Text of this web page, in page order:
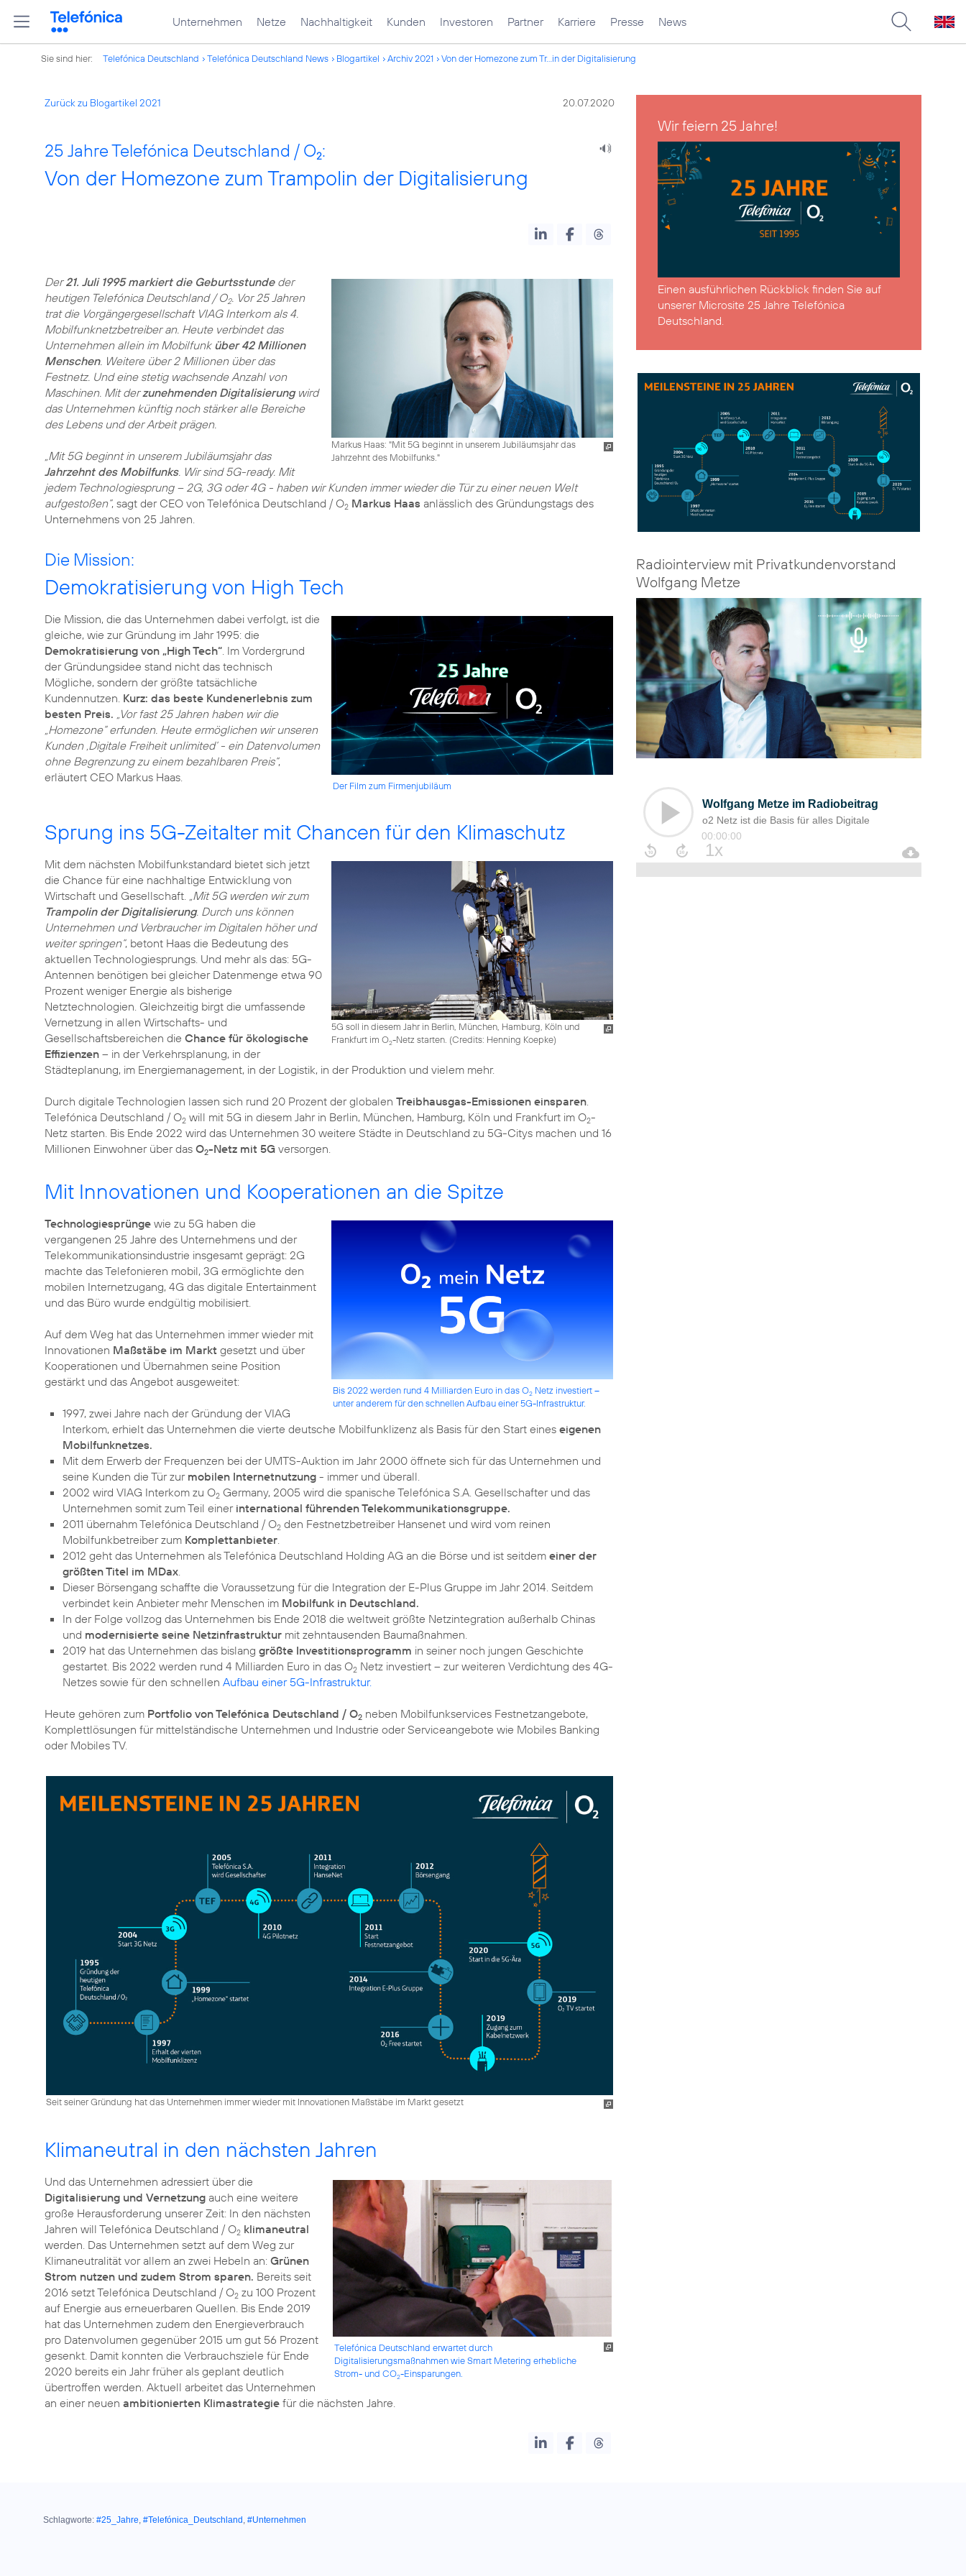
Unternehmen Netze Nachhaltigkeit Kunden Investoren Partner Karriere Presse News
Sie sind hier: Telefónica Deutschland Telefónica Deutschland News Blogartikel Archiv 2021 Von der Homezone zum Tr...in der Digitalisierung
Zurück zu Blogartikel 2021 20.07.2020
25 Jahre Telefónica Deutschland / O2:
Von der Homezone zum Trampolin der Digitalisierung
Markus Haas: "Mit 5G beginnt in unserem Jubiläumsjahr das
Jahrzehnt des Mobilfunks."
Der21. Juli 1995 markiert die Geburtsstundeder
heutigen Telefónica Deutschland / O2. Vor 25 Jahren
trat die Vorgängergesellschaft VIAG Interkom als 4.
Mobilfunknetzbetreiber an. Heute verbindet das
Unternehmen allein im Mobilfunk über 42 Millionen
Menschen. Weitere über 2 Millionen über das
Festnetz. Und eine stetig wachsende Anzahl von
Maschinen. Mit derzunehmenden Digitalisierungwird
das Unternehmen künftig noch stärker alle Bereiche
des Lebens und der Arbeit prägen.
„Mit 5G beginnt in unserem Jubiläumsjahr das
Jahrzehnt des Mobilfunks. Wir sind 5G-ready. Mit
jedem Technologiesprung – 2G, 3G oder 4G - haben wir Kunden immer wieder die Tür zu einer neuen Welt
aufgestoßen“, sagt der CEO von Telefónica Deutschland / O2 Markus Haas anlässlich des Gründungstags des
Unternehmens von 25 Jahren.
Die Mission:
Demokratisierung von High Tech
Der Film zum Firmenjubiläum
Die Mission, die das Unternehmen dabei verfolgt, ist die
gleiche, wie zur Gründung im Jahr 1995: die
Demokratisierung von „High Tech“. Im Vordergrund
der Gründungsidee stand nicht das technisch
Mögliche, sondern der größte tatsächliche
Kundennutzen. Kurz: das beste Kundenerlebnis zum
besten Preis. „Vor fast 25 Jahren haben wir die
„Homezone“ erfunden. Heute ermöglichen wir unseren
Kunden ‚Digitale Freiheit unlimited‘ - ein Datenvolumen
ohne Begrenzung zu einem bezahlbaren Preis“,
Sprung ins 5G-Zeitalter mit Chancen für den Klimaschutz
5G soll in diesem Jahr in Berlin, München, Hamburg, Köln und
Frankfurt im O2-Netz starten. (Credits: Henning Koepke)
Mit dem nächsten Mobilfunkstandard bietet sich jetzt
die Chance für eine nachhaltige Entwicklung von
Wirtschaft und Gesellschaft.
„Mit 5G werden wir zum
Trampolin der Digitalisierung. Durch uns können
Unternehmen und Verbraucher im Digitalen höher und
weiter springen“, betont Haas die Bedeutung des
aktuellen Technologiesprungs. Und mehr als das: 5G-
Antennen benötigen bei gleicher Datenmenge etwa 90
Prozent weniger Energie als bisherige
Netztechnologien. Gleichzeitig birgt die umfassende
Vernetzung in allen Wirtschafts- und
Gesellschaftsbereichen die Chance für ökologische
Effizienzen – in der Verkehrsplanung, in der
Städteplanung, im Energiemanagement, in der Logistik, in der Produktion und vielem mehr.
Durch digitale Technologien lassen sich rund 20 Prozent der globalen Treibhausgas-Emissionen einsparen
Telefónica Deutschland / O2 will mit 5G in diesem Jahr in Berlin, München, Hamburg, Köln und Frankfurt im O2-
Netz starten. Bis Ende 2022 wird das Unternehmen 30 weitere Städte in Deutschland zu 5G-Citys machen und 16
Millionen Einwohner über das O2-Netz mit 5G versorgen.
Mit Innovationen und Kooperationen an die Spitze
Bis 2022 werden rund 4 Milliarden Euro in das O2Netz investiert –
unter anderem für den schnellen Aufbau einer 5G-Infrastruktur.
Technologiesprünge wie zu 5G haben die
vergangenen 25 Jahre des Unternehmens und der
Telekommunikationsindustrie insgesamt geprägt: 2G
machte das Telefonieren mobil, 3G ermöglichte den
mobilen Internetzugang, 4G das digitale Entertainment
und das Büro wurde endgültig mobilisiert.
Auf dem Weg hat das Unternehmen immer wieder mit
Innovationen Maßstäbe im Markt gesetzt und über
Kooperationen und Übernahmen seine Position
gestärkt und das Angebot ausgeweitet:
1997, zwei Jahre nach der Gründung der VIAG
Interkom, erhielt das Unternehmen die vierte deutsche Mobilfunklizenz als Basis für den Start eines eigenen
Mobilfunknetzes.
Mit dem Erwerb der Frequenzen bei der UMTS-Auktion im Jahr 2000 öffnete sich für das Unternehmen und
seine Kunden die Tür zurmobilen Internetnutzung - immer und überall.
2002 wird VIAG Interkom zu O2 Germany, 2005 wird die spanische Telefónica S.A. Gesellschafter und das
Unternehmen somit zum Teil einer international führenden Telekommunikationsgruppe.
2011 übernahm Telefónica Deutschland / O2 den Festnetzbetreiber Hansenet und wird vom reinen
Mobilfunkbetreiber zum Komplettanbieter
2012 geht das Unternehmen als Telefónica Deutschland Holding AG an die Börse und ist seitdem einer der
größten Titel im MDax
Dieser Börsengang schaffte die Voraussetzung für die Integration der E-Plus Gruppe im Jahr 2014. Seitdem
verbindet kein Anbieter mehr Menschen im Mobilfunk in Deutschland.
In der Folge vollzog das Unternehmen bis Ende 2018 die weltweit größte Netzintegration außerhalb Chinas
und modernisierte seine Netzinfrastruktur mit zehntausenden Baumaßnahmen.
2019 hat das Unternehmen das bislang größte Investitionsprogramm in seiner noch jungen Geschichte
gestartet. Bis 2022 werden rund 4 Milliarden Euro in das O2 Netz investiert – zur weiteren Verdichtung des 4G-
Netzes sowie für den schnellen Aufbau einer 5G-Infrastruktur.
Heute gehören zum Portfolio von Telefónica Deutschland / O2 neben Mobilfunkservices Festnetzangebote,
Komplettlösungen für mittelständische Unternehmen und Industrie oder Serviceangebote wie Mobiles Banking
oder Mobiles TV.
Seit seiner Gründung hat das Unternehmen immer wieder mit Innovationen Maßstäbe im Markt gesetzt
Klimaneutral in den nächsten Jahren
Telefónica Deutschland erwartet durch
Digitalisierungsmaßnahmen wie Smart Metering erhebliche
Strom- und CO2-Einsparungen.
Und das Unternehmen adressiert über die
Digitalisierung und Vernetzung auch eine weitere
große Herausforderung unserer Zeit: In den nächsten
Jahren will Telefónica Deutschland / O2 klimaneutral
werden. Das Unternehmen setzt auf dem Weg zur
Klimaneutralität vor allem an zwei Hebeln an: Grünen
Strom nutzen und zudem Strom sparen. Bereits seit
2016 setzt Telefónica Deutschland / O2 zu 100 Prozent
auf Energie aus erneuerbaren Quellen. Bis Ende 2019
hat das Unternehmen zudem den Energieverbrauch
pro Datenvolumen gegenüber 2015 um gut 56 Prozent
gesenkt. Damit konnten die Verbrauchsziele für Ende
2020 bereits ein Jahr früher als geplant deutlich
übertroffen werden. Aktuell arbeitet das Unternehmen
an einer neuen ambitionierten Klimastrategie für die nächsten Jahre.
Wir feiern 25 Jahre!
Einen ausführlichen Rückblick finden Sie auf
unserer Microsite 25 Jahre Telefónica
Deutschland.
Radiointerview mit Privat­kundenvorstand
Wolfgang Metze
Schlagworte: #25_Jahre, #Telefónica_Deutschland, #Unternehmen